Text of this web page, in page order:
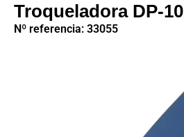
Troqueladora DP-10
Nº referencia: 33055